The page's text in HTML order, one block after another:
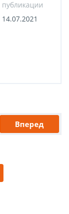
публикации
14.07.2021
Вперед